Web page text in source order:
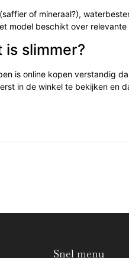
of mineraal?),
model beschikt over
is slimmer?
is online kopen verstandig
in de winkel te bekijken en
Snel menu